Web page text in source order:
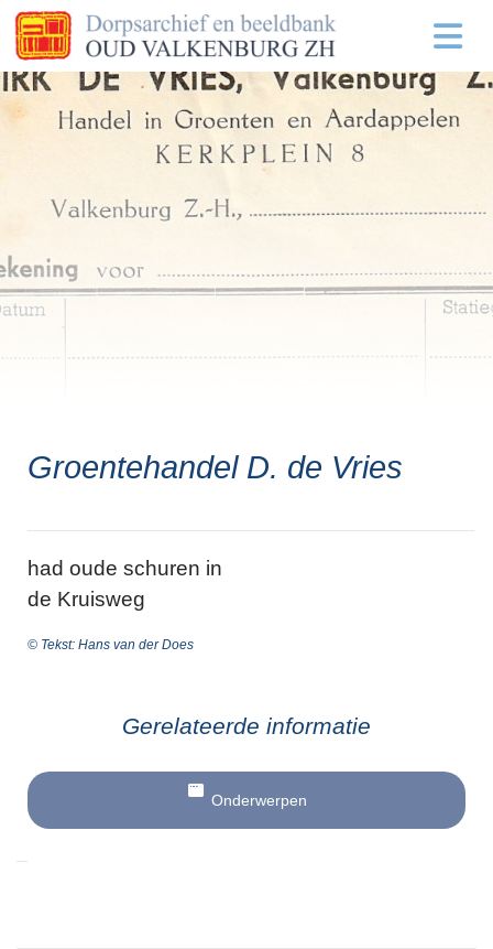
Groentehandel D. de Vries
had oude schuren in
de Kruisweg
© Tekst: Hans van der Does
Gerelateerde informatie
Onderwerpen